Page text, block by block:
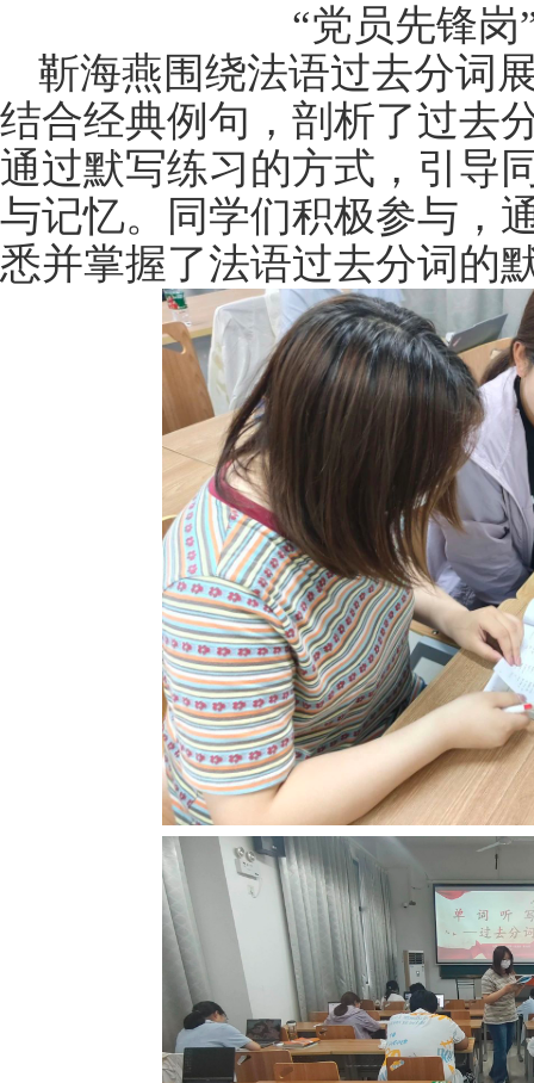
“党员先锋岗
靳海燕围绕法语过去分词
结合经典例句，剖析了过去
通过默写练习的方式，引导
与记忆。同学们积极参与，
悉并掌握了法语过去分词的